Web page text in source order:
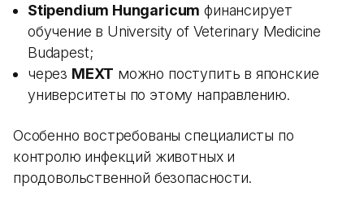
Stipendium Hungaricum финансирует
обучение в University of Veterinary Medicine
Budapest;
через MEXT можно поступить в японские
университеты по этому направлению.
Особенно востребованы специалисты по
контролю инфекций животных и
продовольственной безопасности.